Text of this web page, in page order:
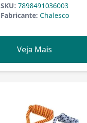
SKU: 7898491036003
Fabricante: Chalesco
Veja Mais